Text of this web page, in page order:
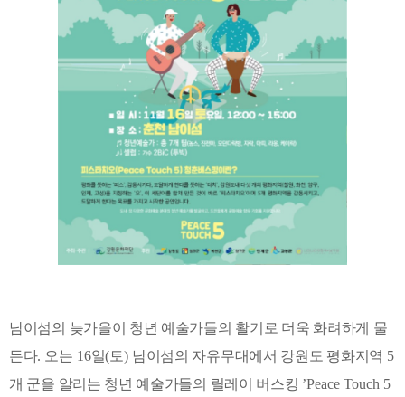
남이섬의 늦가을이 청년 예술가들의 활기로 더욱 화려하게 물
든다. 오는 16일(토) 남이섬의 자유무대에서 강원도 평화지역 5
개 군을 알리는 청년 예술가들의 릴레이 버스킹 ’Peace Touch 5